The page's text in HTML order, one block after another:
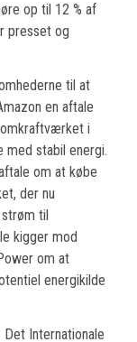
op til 12 % af
presset og
til at
en aftale
i
med stabil energi.
om at købe
der nu
til
kigger mod
om at
energikilde
Internationale